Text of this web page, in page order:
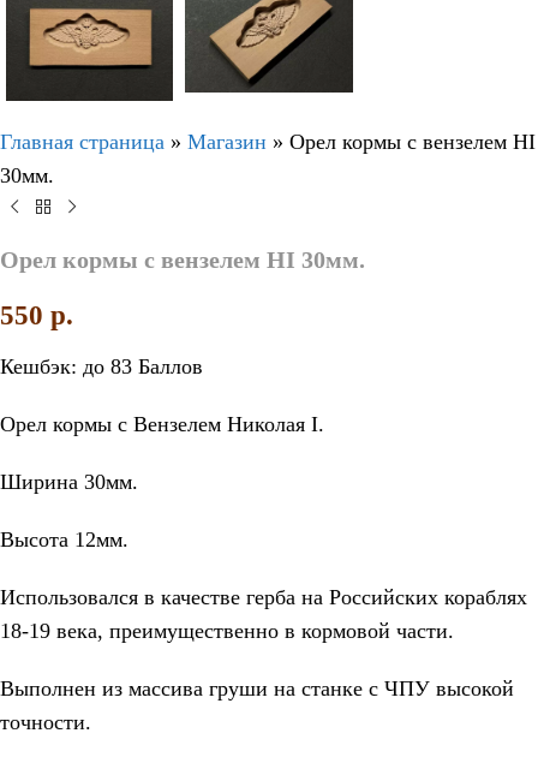
Главная страница » Магазин » Орел кормы с вензелем НI
30мм.
Орел кормы с вензелем НI 30мм.
550 p.
Кешбэк: до 83 Баллов
Орел кормы с Вензелем Николая I.
Ширина 30мм.
Высота 12мм.
Использовался в качестве герба на Российских кораблях
18-19 века, преимущественно в кормовой части.
Выполнен из массива груши на станке с ЧПУ высокой
точности.